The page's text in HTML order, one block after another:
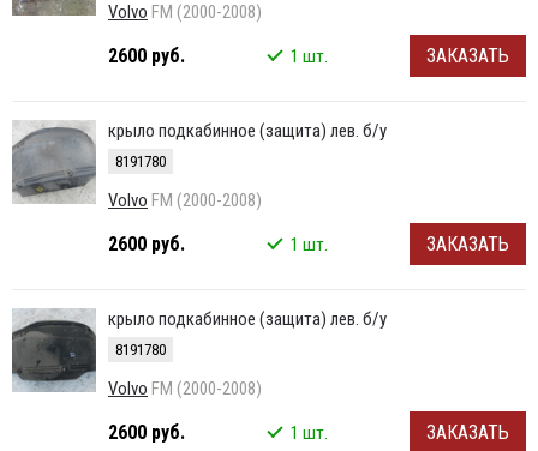
Volvo FM (2000-2008)
2600 руб. 1 шт. ЗАКАЗАТЬ
крыло подкабинное (защита) лев. б/у
8191780
Volvo FM (2000-2008)
2600 руб. 1 шт. ЗАКАЗАТЬ
крыло подкабинное (защита) лев. б/у
8191780
Volvo FM (2000-2008)
2600 руб. 1 шт. ЗАКАЗАТЬ